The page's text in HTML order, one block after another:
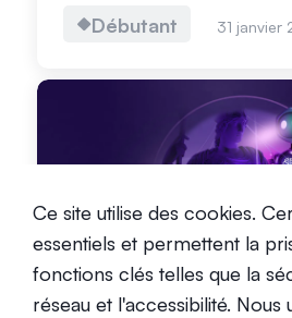
Débutant 31 janvier
SwissBorg et Pyth,
révolutionnaire pour
DeFi
Intermédiaire 16
Ce site utilise des cookies.
essentiels et permettent la
fonctions clés telles que la
réseau et l'accessibilité. Nous